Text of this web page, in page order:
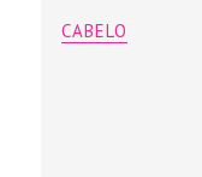
CABELO